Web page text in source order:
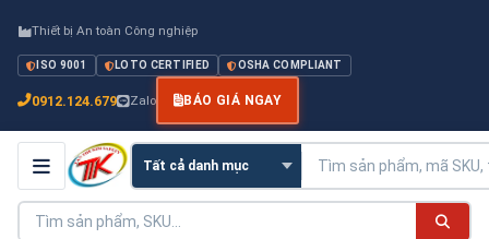
Thiết bị An toàn Công nghiệp
ISO 9001 LOTO CERTIFIED OSHA COMPLIANT
0912.124.679 Zalo BÁO GIÁ NGAY